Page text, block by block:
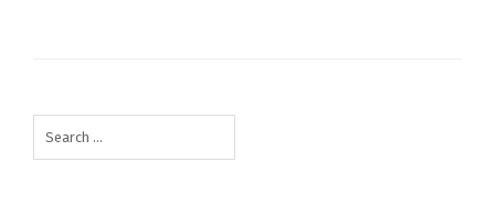
for: